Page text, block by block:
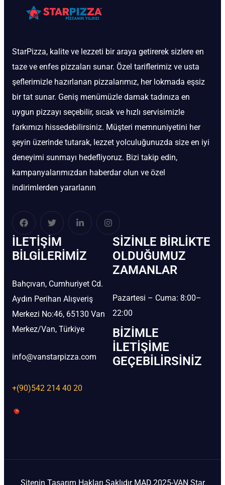
StarPizza, kalite ve lezzeti bir araya getirerek sizlere en
taze ve enfes pizzaları sunar. Özel tariflerimiz ve usta
şeflerimizle hazırlanan pizzalarımız, her lokmada eşsiz
bir tat sunar. Geniş menümüzle damak tadınıza en
uygun pizzayı seçebilir, sıcak ve hızlı servisimizle
farkımızı hissedebilirsiniz. Müşteri memnuniyetini her
şeyin üzerinde tutarak, lezzet yolculuğunuzda size en iyi
deneyimi sunmayı hedefliyoruz. Bizi takip edin,
kampanyalarımızdan haberdar olun ve özel
indirimlerden yararlanın
İLETIŞIM
BİLGILERIMIZ
Bahçıvan, Cumhuriyet Cd.
Aydın Perihan Alışveriş
Merkezi No:46, 65130 Van
Merkez/Van, Türkiye
info@vanstarpizza.com
+(90)542 214 40 20
SIZINLE BIRLIKTE
OLDUĞUMUZ
ZAMANLAR
Pazartesi – Cuma: 8:00–
22:00
BIZIMLE
İLETIŞIME
GEÇEBILIRSINIZ
Sitenin Tasarım Hakları Saklıdır MAD.2025-VAN Star